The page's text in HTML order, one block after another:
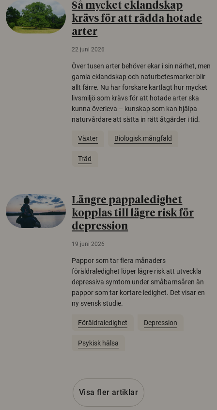
Så mycket eklandskap
krävs för att rädda hotade
arter
22 juni 2026
Över tusen arter behöver ekar i sin närhet, men
gamla eklandskap och naturbetesmarker blir
allt färre. Nu har forskare kartlagt hur mycket
livsmiljö som krävs för att hotade arter ska
kunna överleva – kunskap som kan hjälpa
naturvårdare att sätta in rätt åtgärder i tid.
Växter Biologisk mångfald
Träd
Längre pappaledighet
kopplas till lägre risk för
depression
19 juni 2026
Pappor som tar flera månaders
föräldraledighet löper lägre risk att utveckla
depressiva symtom under småbarnsåren än
pappor som tar kortare ledighet. Det visar en
ny svensk studie.
Föräldraledighet Depression
Psykisk hälsa
Visa fler artiklar